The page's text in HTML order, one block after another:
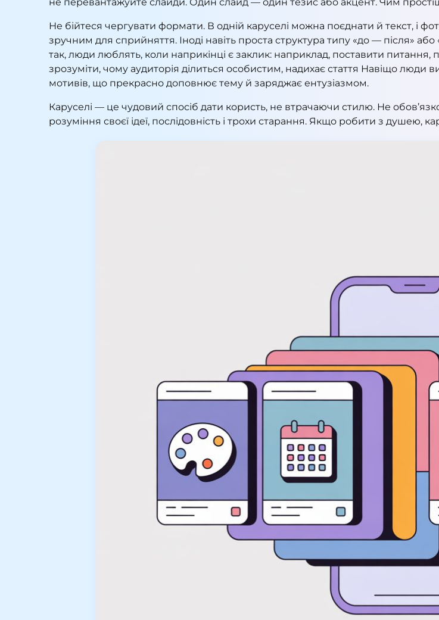
Не бійтеся чергувати формати. В одній каруселі можна поєднати й текст, і
зручним для сприйняття. Іноді навіть проста структура типу «до — після»
так, люди люблять, коли наприкінці є заклик: наприклад, поставити
зрозуміти, чому аудиторія ділиться особистим, надихає стаття Навіщо люди
мотивів, що прекрасно доповнює тему й заряджає ентузіазмом.
Каруселі — це чудовий спосіб дати користь, не втрачаючи стилю. Не
розуміння своєї ідеї, послідовність і трохи старання. Якщо робити з душею,